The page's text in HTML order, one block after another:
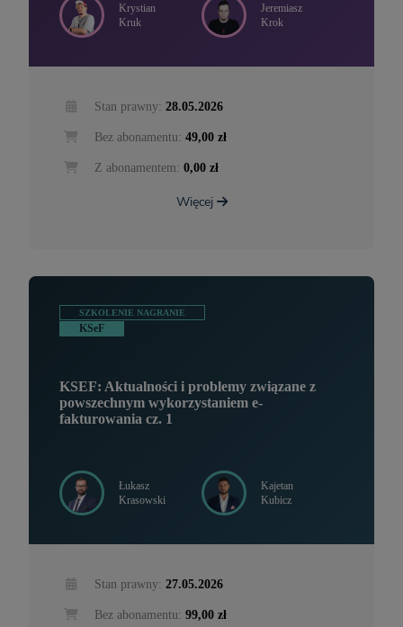
Krystian
Kruk
Jeremiasz
Krok
Stan prawny: 28.05.2026
Bez abonamentu: 49,00 zł
Z abonamentem: 0,00 zł
Więcej
SZKOLENIE NAGRANIE
KSeF
KSEF: Aktualności i problemy związane z
powszechnym wykorzystaniem e-
fakturowania cz. 1
Łukasz
Krasowski
Kajetan
Kubicz
Stan prawny: 27.05.2026
Bez abonamentu: 99,00 zł